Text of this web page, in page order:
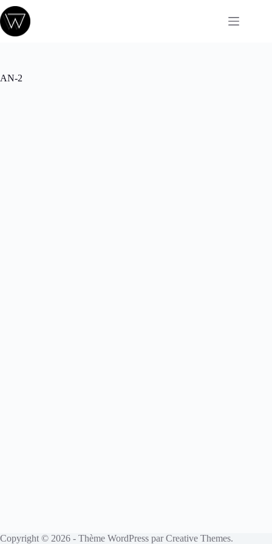
Passer
au
contenu
AN-2
Copyright © 2026 - Thème WordPress parCreative Themes.